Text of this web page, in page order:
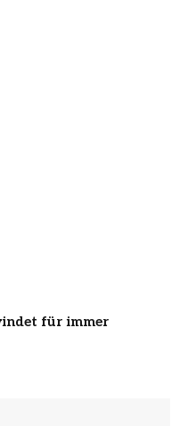
für immer